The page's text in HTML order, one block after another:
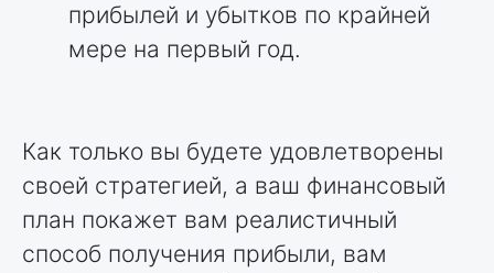
прибылей и убытков по крайней
мере на первый год.
Как только вы будете удовлетворены
своей стратегией, а ваш финансовый
план покажет вам реалистичный
способ получения прибыли, вам